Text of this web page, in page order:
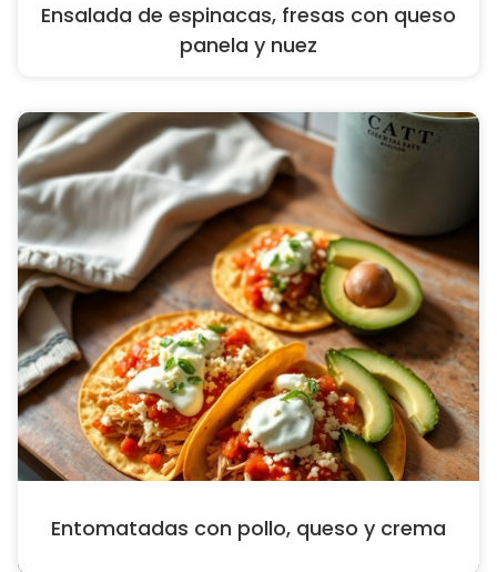
Ensalada de espinacas, fresas con queso
panela y nuez
Entomatadas con pollo, queso y crema